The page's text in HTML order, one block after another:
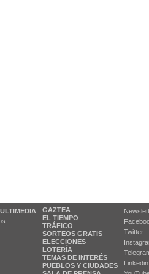
GAZTEA
EL TIEMPO
TRÁFICO
SORTEOS GRATIS
ELECCIONES
LOTERÍA
TEMAS DE INTERÉS
PUEBLOS Y CIUDADES
Twitter
Linkedin